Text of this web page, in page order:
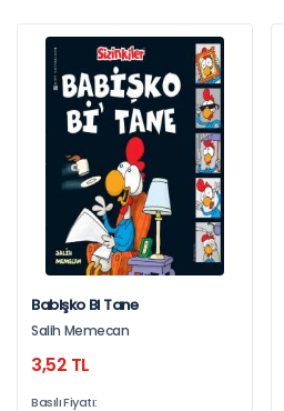
Babişko Bi Tane
Salih Memecan
3,52 TL
Basılı Fiyatı: